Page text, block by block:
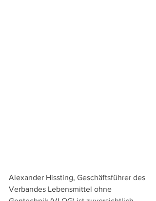
Alexander Hissting, Geschäftsführer des
Verbandes Lebensmittel ohne